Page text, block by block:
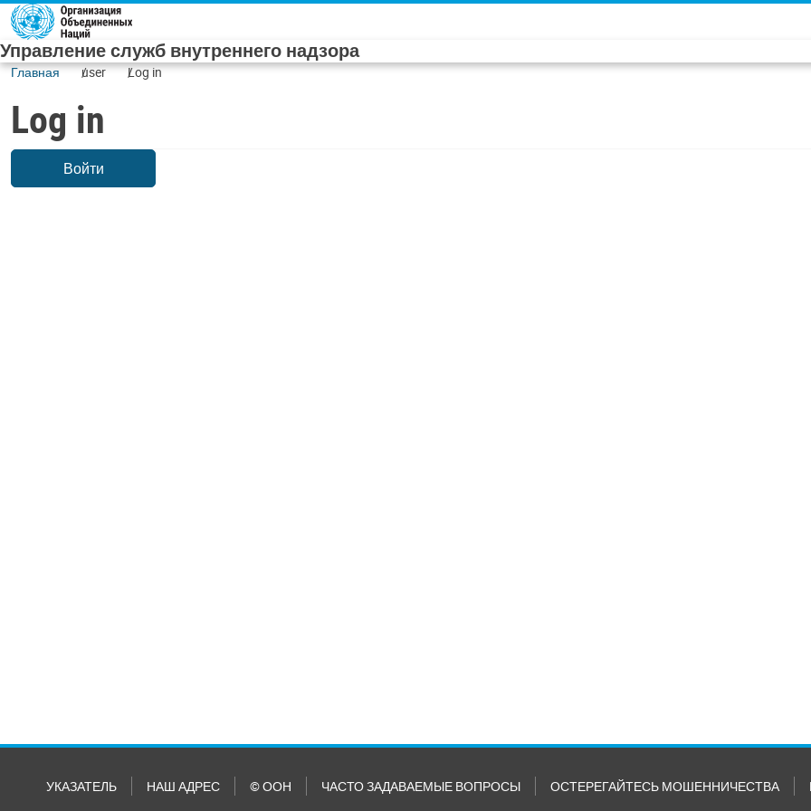
Skip to main content
Управление служб внутреннего надзора
Главная user Log in
Log in
Войти
УКАЗАТЕЛЬ НАШ АДРЕС © ООН ЧАСТО ЗАДАВАЕМЫЕ ВОПРОСЫ ОСТЕРЕГАЙТЕСЬ МОШЕННИЧЕСТВА